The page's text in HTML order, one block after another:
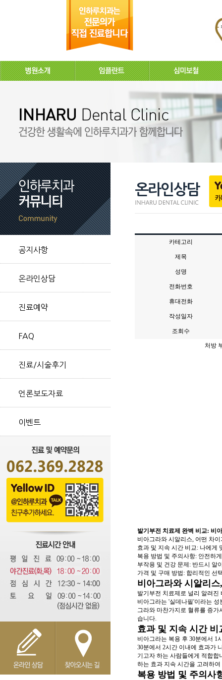
공지사항
온라인상담
진료예약
FAQ
진료/시술후기
언론보도자료
이벤트
온라인상담
카테고리
제목
성명
전화번호
휴대전화
작성일자
조회수
처방
발기부전 치료제 완벽 비교: 비
비아그라와 시알리스, 어떤 차이
효과 및 지속 시간 비교: 나에게
복용 방법 및 주의사항: 안전하
부작용 및 건강 문제: 반드시 알
가격 및 구매 방법: 합리적인 선
비아그라와 시알리
발기부전 치료제로 널리 알려진
비아그라는 '실데나필'이라는
그라와 마찬가지로 혈류를 증
습니다.
효과 및 지속 시간
비아그라는 복용 후 30분에서 1
30분에서 2시간 이내에 효과가
기고자 하는 사람들에게 적합
하는 효과 지속 시간을 고려하
복용 방법 및 주의사